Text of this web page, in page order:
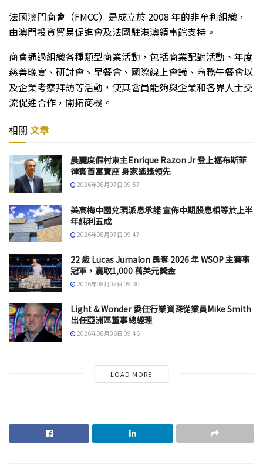
法國澳門商會（FMCC）是成立於 2008 年的非牟利組織，
由澳門投資貿易促進會及法國駐港澳領事館支持。
商會通過組織各種類型商業活動，包括商業配對活動、年度
慈善晚宴、研討會、早餐會、國際線上會議、商務午餐會以
及企業考察拜訪等活動，使其會員能夠與企業和各界人士交
流促進合作，開拓商機。
相關 文章
晨麗度假村東主Enrique Razon Jr 登上福布斯菲
律賓首富寶座 身家遙遙領先
2026年08月07日 09:57
美高梅中國兌現派息承諾 宣佈中期股息相等於上半
年純利五成
2026年08月07日 09:47
22 歲 Lucas Jumalon 勇奪 2026 年 WSOP 主賽事
冠軍，贏取1,000 萬美元獎金
2026年08月07日 09:30
Light & Wonder 委任行業資深從業員Mike Smith
出任亞洲區董事總經理
2026年08月06日 09:46
LOAD MORE